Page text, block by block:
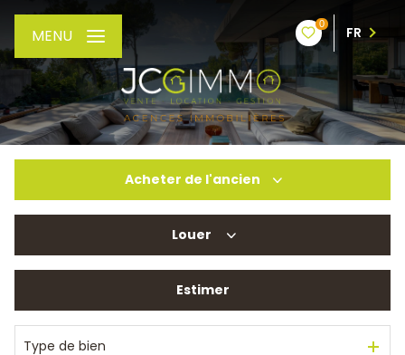
0
FR
MENU
Acheter de l'ancien
De l'immo pro
Louer
De l'immo pro
Estimer
Type de bien